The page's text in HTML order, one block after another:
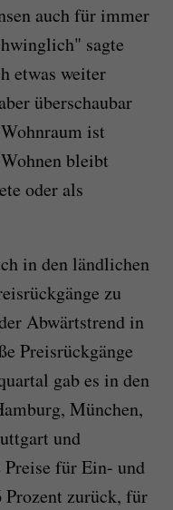
auch für immer
sagte
etwas weiter
überschaubar
ist
bleibt
oder als
in den ländlichen
zu
Abwärtstrend in
Preisrückgänge
gab es in den
München,
und
für Ein- und
zurück, für